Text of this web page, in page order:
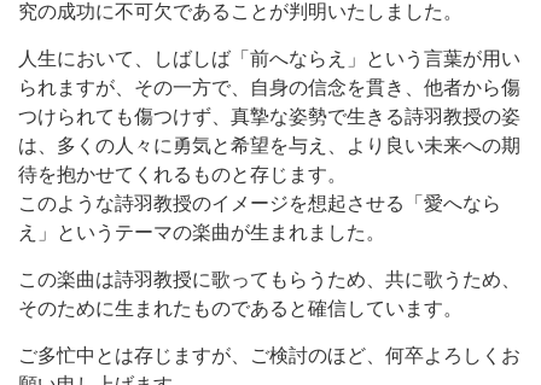
究の成功に不可欠であることが判明いたしました。
人生において、しばしば「前へならえ」という言葉が用い
られますが、その一方で、自身の信念を貫き、他者から傷
つけられても傷つけず、真摯な姿勢で生きる詩羽教授の姿
は、多くの人々に勇気と希望を与え、より良い未来への期
待を抱かせてくれるものと存じます。
このような詩羽教授のイメージを想起させる「愛へなら
え」というテーマの楽曲が生まれました。
この楽曲は詩羽教授に歌ってもらうため、共に歌うため、
そのために生まれたものであると確信しています。
ご多忙中とは存じますが、ご検討のほど、何卒よろしくお